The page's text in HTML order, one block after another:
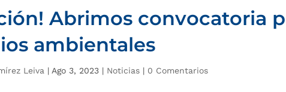
Abrimos convocatoria
ambientales
Leiva | Ago 3, 2023 | Noticias | 0 Comentarios